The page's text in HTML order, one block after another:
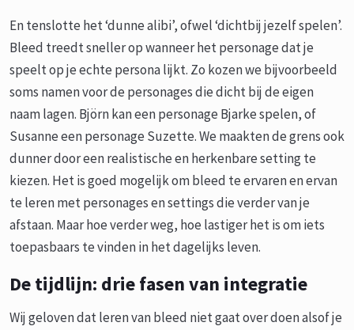
En tenslotte het ‘dunne alibi’, ofwel ‘dichtbij jezelf spelen’.
Bleed treedt sneller op wanneer het personage dat je
speelt op je echte persona lijkt. Zo kozen we bijvoorbeeld
soms namen voor de personages die dicht bij de eigen
naam lagen. Björn kan een personage Bjarke spelen, of
Susanne een personage Suzette. We maakten de grens ook
dunner door een realistische en herkenbare setting te
kiezen. Het is goed mogelijk om bleed te ervaren en ervan
te leren met personages en settings die verder van je
afstaan. Maar hoe verder weg, hoe lastiger het is om iets
toepasbaars te vinden in het dagelijks leven.
De tijdlijn: drie fasen van integratie
Wij geloven dat leren van bleed niet gaat over doen alsof je